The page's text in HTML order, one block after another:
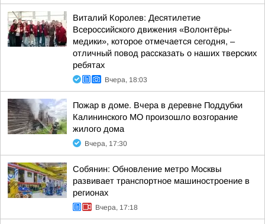
Виталий Королев: Десятилетие
Всероссийского движения «Волонтёры-
медики», которое отмечается сегодня, –
отличный повод рассказать о наших тверских
ребятах
Вчера, 18:03
Пожар в доме. Вчера в деревне Поддубки
Калининского МО произошло возгорание
жилого дома
Вчера, 17:30
Собянин: Обновление метро Москвы
развивает транспортное машиностроение в
регионах
Вчера, 17:18